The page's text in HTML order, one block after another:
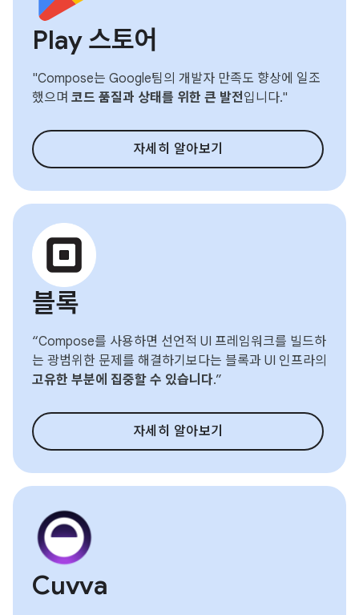
Play 스토어
"Compose는 Google팀의 개발자 만족도 향상에 일조
했으며 코드 품질과 상태를 위한 큰 발전입니다."
자세히 알아보기
블록
“Compose를 사용하면 선언적 UI 프레임워크를 빌드하
는 광범위한 문제를 해결하기보다는 블록과 UI 인프라의
고유한 부분에 집중할 수 있습니다.”
자세히 알아보기
Cuvva